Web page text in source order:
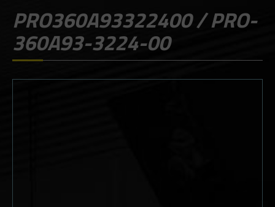
PRO360A93322400 / PRO-
360A93-3224-00